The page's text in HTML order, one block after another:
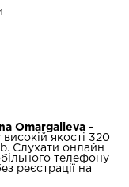
Omargalieva -
якості 320
Слухати онлайн
телефону
реєстрації на